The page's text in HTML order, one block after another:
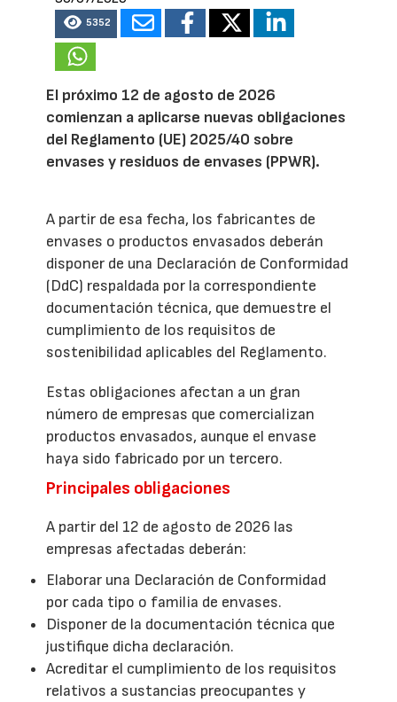
5352
El próximo 12 de agosto de 2026
comienzan a aplicarse nuevas obligaciones
del Reglamento (UE) 2025/40 sobre
envases y residuos de envases (PPWR).
A partir de esa fecha, los fabricantes de
envases o productos envasados deberán
disponer de una Declaración de Conformidad
(DdC) respaldada por la correspondiente
documentación técnica, que demuestre el
cumplimiento de los requisitos de
sostenibilidad aplicables del Reglamento.
Estas obligaciones afectan a un gran
número de empresas que comercializan
productos envasados, aunque el envase
haya sido fabricado por un tercero.
Principales obligaciones
A partir del 12 de agosto de 2026 las
empresas afectadas deberán:
Elaborar una Declaración de Conformidad
por cada tipo o familia de envases.
Disponer de la documentación técnica que
justifique dicha declaración.
Acreditar el cumplimiento de los requisitos
relativos a sustancias preocupantes y